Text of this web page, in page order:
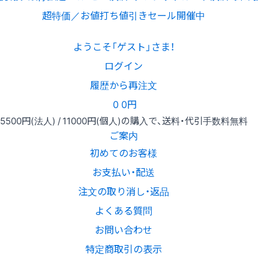
超特価／お値打ち値引きセール開催中
ようこそ「ゲスト」さま！
ログイン
履歴から再注文
0 0円
5500円(法人) /11000円(個人)の購入で、送料・代引手数料無料
ご案内
初めてのお客様
お支払い・配送
注文の取り消し・返品
よくある質問
お問い合わせ
特定商取引の表示